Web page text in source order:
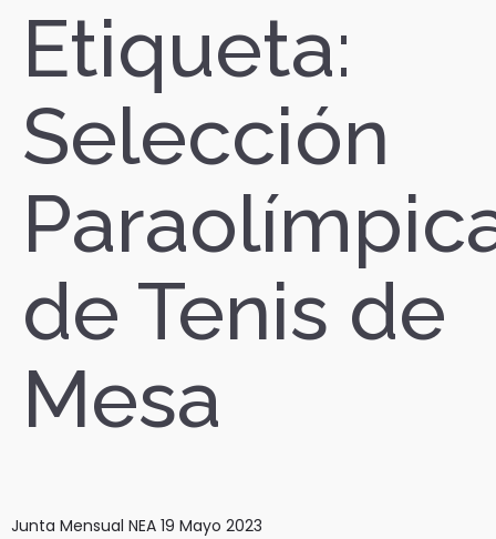
Etiqueta:
Selección
de Tenis de
Mesa
Junta Mensual NEA 19 Mayo 2023